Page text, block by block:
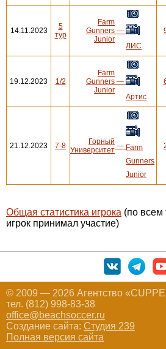
14.11.2023
5
тур
Farm
Gunners
Junior
—
ЛИС
19.12.2023 1/2
Farm
Gunners
Junior
—
Артис
21.12.2023 7-8
Горный
Университет — Farm
Gunners
Junior
Общая статистика игрока (по всем
игрок принимал участие)
© 2009 — 2026 Агентство
тел. (812) 998-83-38
office@beachsoccer.ru
Создание сайта: Студия 239
Полная версия сайта